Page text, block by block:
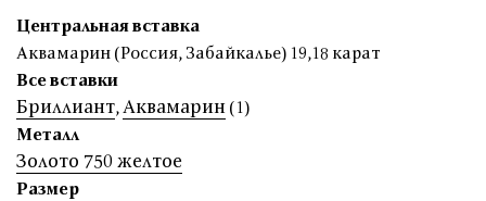
Центральная вставка
Аквамарин (Россия, Забайкалье) 19,18 карат
Все вставки
Бриллиант,Аквамарин (1)
Металл
Золото 750 желтое
Размер